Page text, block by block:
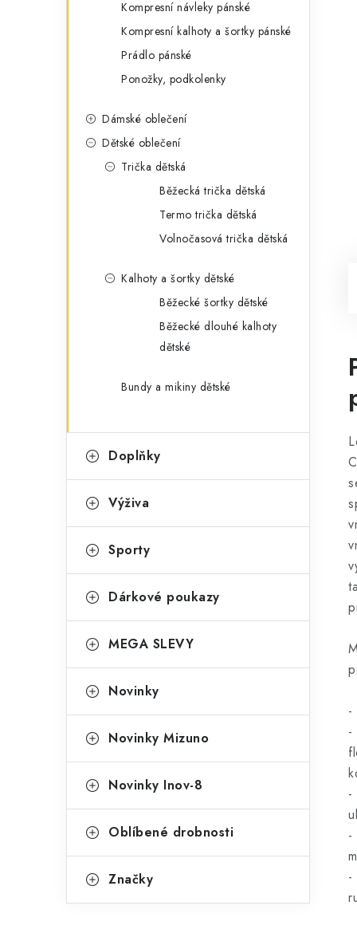
Kompresní návleky pánské
Kompresní kalhoty a šortky pánské
Prádlo pánské
Ponožky, podkolenky
Dámské oblečení
Dětské oblečení
Trička dětská
Běžecká trička dětská
Termo trička dětská
Volnočasová trička dětská
Kalhoty a šortky dětské
Běžecké šortky dětské
Běžecké dlouhé kalhoty
dětské
Bundy a mikiny dětské
Doplňky
Výživa
Sporty
Dárkové poukazy
MEGA SLEVY
Novinky
Novinky Mizuno
Novinky Inov-8
Oblíbené drobnosti
Značky
-
-
-
-
-